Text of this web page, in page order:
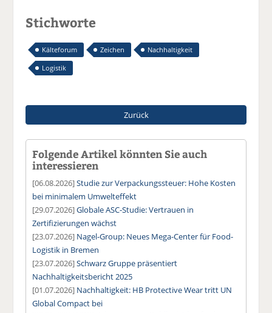
Stichworte
Kälteforum Zeichen
Nachhaltigkeit
Logistik
Zurück
Folgende Artikel könnten Sie auch
interessieren
[06.08.2026]Studie zur Verpackungssteuer: Hohe Kosten
bei minimalem Umwelteffekt
[29.07.2026]Globale ASC-Studie: Vertrauen in
Zertifizierungen wächst
[23.07.2026] Nagel-Group: Neues Mega-Center für Food-
Logistik in Bremen
[23.07.2026]Schwarz Gruppe präsentiert
Nachhaltigkeitsbericht 2025
[01.07.2026] Nachhaltigkeit: HB Protective Wear tritt UN
Global Compact bei